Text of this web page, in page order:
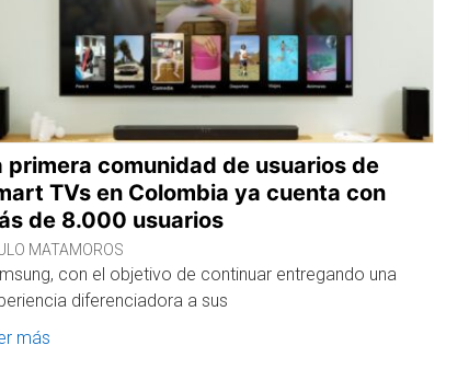
primera comunidad de usuarios de
TVs en Colombia ya cuenta con
de 8.000 usuarios
MATAMOROS
con el objetivo de continuar entregando una
diferenciadora a sus
más